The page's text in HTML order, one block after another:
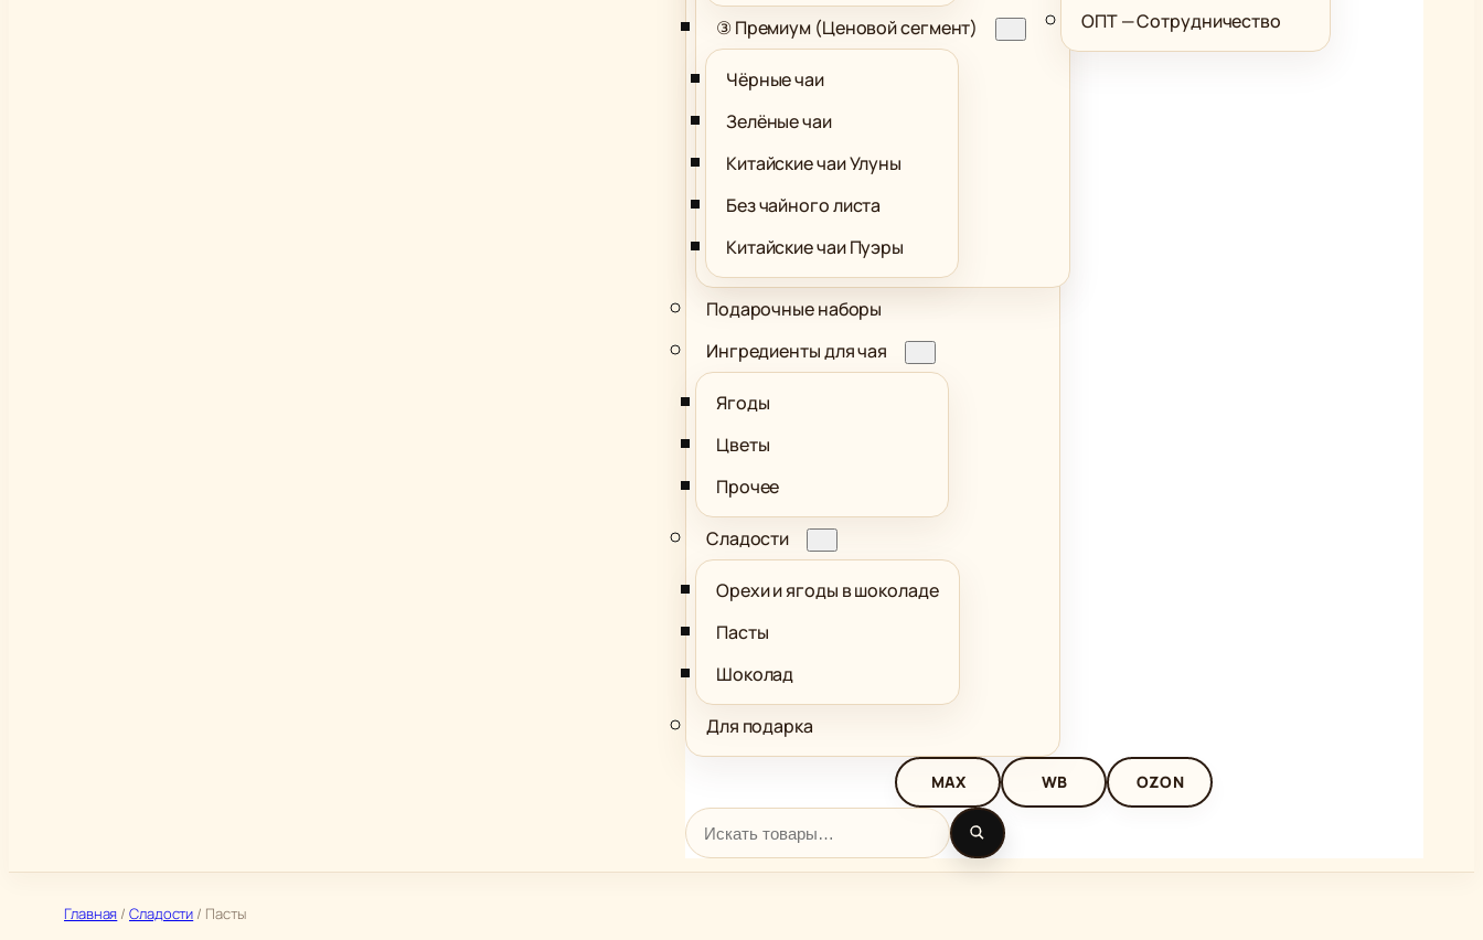
③ Премиум (Ценовой сегмент)
Чёрные чаи
Зелёные чаи
Китайские чаи Улуны
Без чайного листа
Китайские чаи Пуэры
Подарочные наборы
Ингредиенты для чая
Ягоды
Цветы
Прочее
Сладости
Орехи и ягоды в шоколаде
Пасты
Шоколад
Для подарка
ОПТ — Сотрудничество
MAX WB OZON
Поиск
Главная /Сладости / Пасты